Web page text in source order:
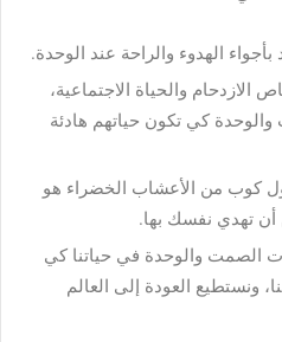
بأجواء الهدوء والراحة عند الوحدة.
الازدحام والحياة الاجتماعية،
كي تكون حياتهم هادئة
كوب من الأعشاب الخضراء هو
تهدي نفسك بها.
الصمت والوحدة في حياتنا كي
ونستطيع العودة إلى العالم